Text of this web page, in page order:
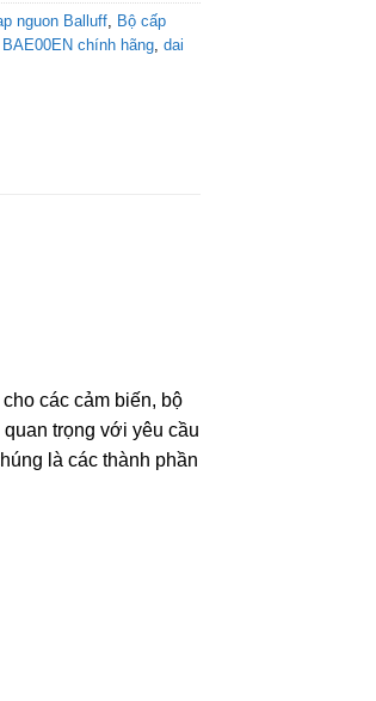
nguon Balluff, Bộ cấp
chính hãng,dai
các cảm biến, bộ
trọng với yêu cầu
là các thành phần